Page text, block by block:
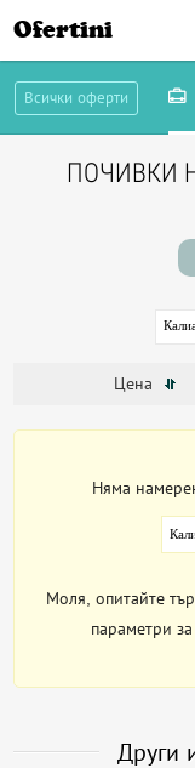
Ofertini
Всички оферти
ПОЧИВКИ
Цена
Няма
Моля, опитайте
параметри
Други